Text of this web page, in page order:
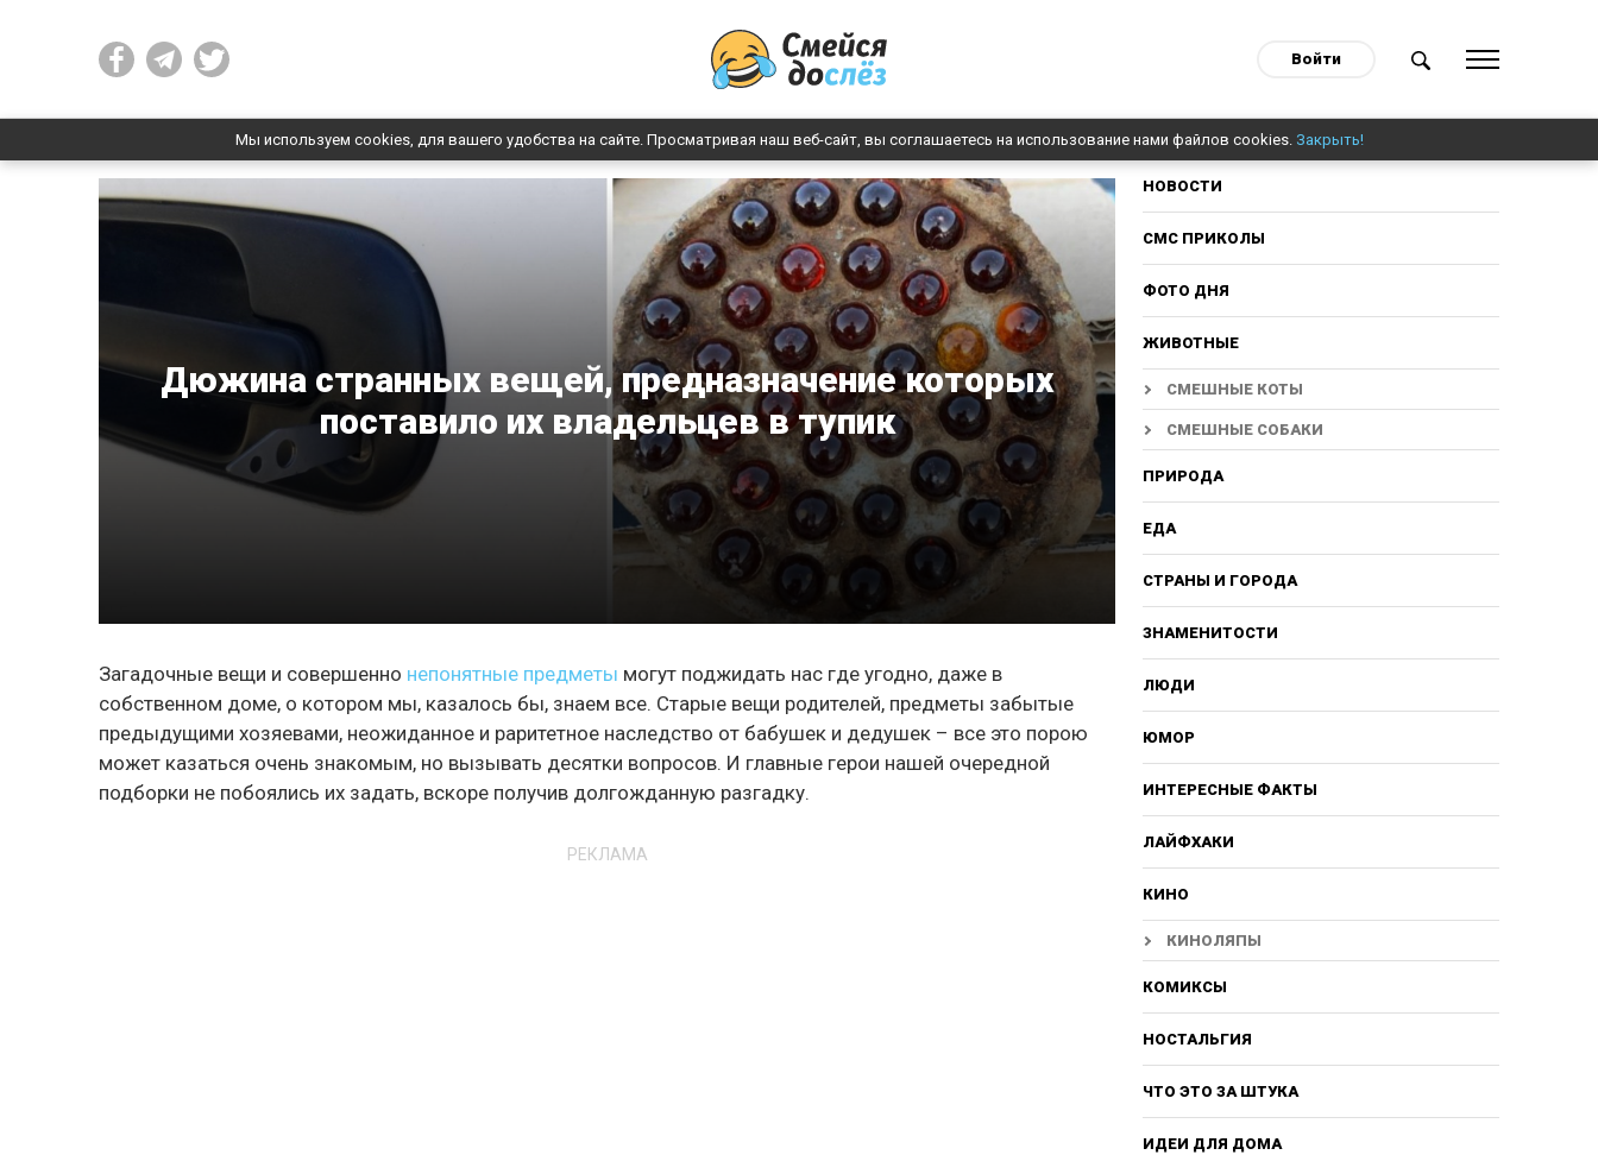
Войти
Мы используем cookies, для вашего удобства на сайте. Просматривая наш веб-сайт, вы соглашаетесь на использование нами файлов cookies. Закрыть!
Дюжина странных вещей, предназначение которых
поставило их владельцев в тупик
Загадочные вещи и совершенно непонятные предметы могут поджидать нас где угодно, даже в
собственном доме, о котором мы, казалось бы, знаем все. Старые вещи родителей, предметы забытые
предыдущими хозяевами, неожиданное и раритетное наследство от бабушек и дедушек – все это порою
может казаться очень знакомым, но вызывать десятки вопросов. И главные герои нашей очередной
подборки не побоялись их задать, вскоре получив долгожданную разгадку.
РЕКЛАМА
НОВОСТИ
СМС ПРИКОЛЫ
ФОТО ДНЯ
ЖИВОТНЫЕ
СМЕШНЫЕ КОТЫ
СМЕШНЫЕ СОБАКИ
ПРИРОДА
ЕДА
СТРАНЫ И ГОРОДА
ЗНАМЕНИТОСТИ
ЛЮДИ
ЮМОР
ИНТЕРЕСНЫЕ ФАКТЫ
ЛАЙФХАКИ
КИНО
КИНОЛЯПЫ
КОМИКСЫ
НОСТАЛЬГИЯ
ЧТО ЭТО ЗА ШТУКА
ИДЕИ ДЛЯ ДОМА